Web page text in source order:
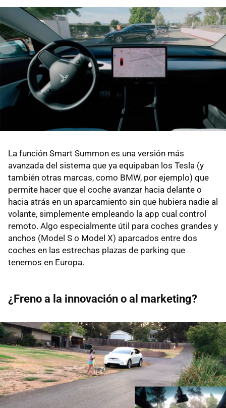
La función Smart Summon es una versión más
avanzada del sistema que ya equipaban los Tesla (y
también otras marcas, como BMW, por ejemplo) que
permite hacer que el coche avanzar hacia delante o
hacia atrás en un aparcamiento sin que hubiera nadie al
volante, simplemente empleando la app cual control
remoto. Algo especialmente útil para coches grandes y
anchos (Model S o Model X) aparcados entre dos
coches en las estrechas plazas de parking que
tenemos en Europa.
¿Freno a la innovación o al marketing?